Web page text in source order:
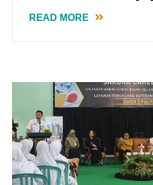
READ MORE